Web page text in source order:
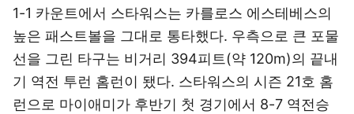
1-1 카운트에서 스타워스는 카를로스 에스테베스의
높은 패스트볼을 그대로 통타했다. 우측으로 큰 포물
선을 그린 타구는 비거리 394피트(약 120m)의 끝내
기 역전 투런 홈런이 됐다. 스타워스의 시즌 21호 홈
런으로 마이애미가 후반기 첫 경기에서 8-7 역전승